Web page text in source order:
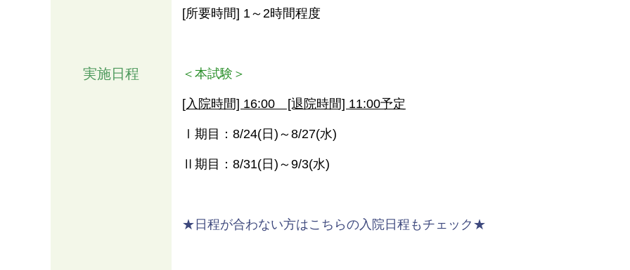
実施日程
[所要時間] 1～2時間程度
＜本試験＞
[入院時間] 16:00 [退院時間] 11:00予定
Ⅰ期目：8/24(日)～8/27(水)
Ⅱ期目：8/31(日)～9/3(水)
★日程が合わない方はこちらの入院日程もチェック★